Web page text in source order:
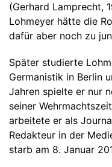
(Gerhard Lamprecht,
Lohmeyer hätte die
dafür aber noch zu
Später studierte
Germanistik in Berlin
Jahren spielte er nur
seiner
arbeitete er als
Redakteur in der
starb am 8. Januar